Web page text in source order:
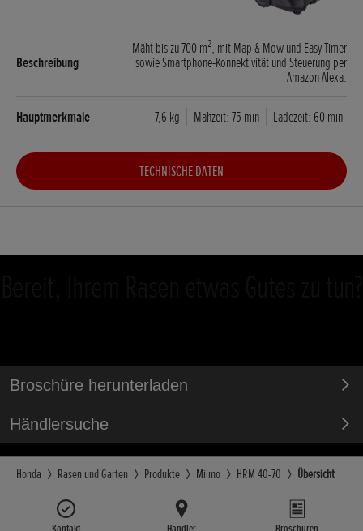
Mäht bis zu 700 m2, mit Map & Mow und Easy Timer
sowie Smartphone-Konnektivität und Steuerung per
Amazon Alexa.
7,6 kg Mähzeit: 75 min Ladezeit: 60 min
TECHNISCHE DATEN
Broschüre herunterladen
Händlersuche
Honda Rasen und Garten Produkte Miimo HRM 40-70 Übersicht
Kontakt Händler Broschüren